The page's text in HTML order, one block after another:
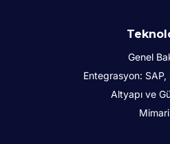
Genel
Entegrasyon:
Altyapı ve
Mimari